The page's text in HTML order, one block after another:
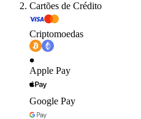
Cartões de Crédito
Criptomoedas
Apple Pay
Google Pay